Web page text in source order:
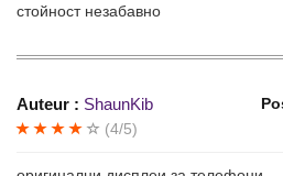
стойност незабавно
Auteur : ShaunKib
(4/5)